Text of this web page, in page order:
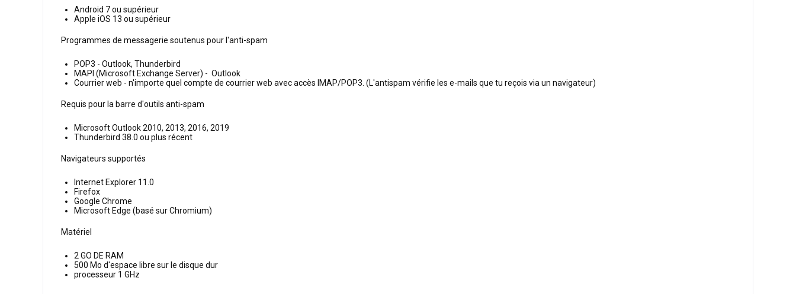
Android 7 ou supérieur
Apple iOS 13 ou supérieur
Programmes de messagerie soutenus pour l'anti-spam
POP3 - Outlook, Thunderbird
MAPI (Microsoft Exchange Server) - Outlook
Courrier web - n'importe quel compte de courrier web avec accès IMAP/POP3. (L'antispam vérifie les e-mails que tu reçois via un navigateur)
Requis pour la barre d'outils anti-spam
Microsoft Outlook 2010, 2013, 2016, 2019
Thunderbird 38.0 ou plus récent
Navigateurs supportés
Internet Explorer 11.0
Firefox
Google Chrome
Microsoft Edge (basé sur Chromium)
Matériel
2 GO DE RAM
500 Mo d'espace libre sur le disque dur
processeur 1 GHz